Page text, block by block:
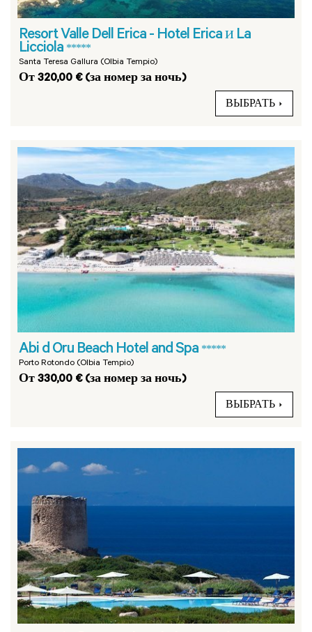
Resort Valle Dell Erica - Hotel Erica и La
Licciola *****
Santa Teresa Gallura (Olbia Tempio)
От 320,00 € (за номер за ночь)
ВЫБРАТЬ
Abi d Oru Beach Hotel and Spa *****
Porto Rotondo (Olbia Tempio)
От 330,00 € (за номер за ночь)
ВЫБРАТЬ